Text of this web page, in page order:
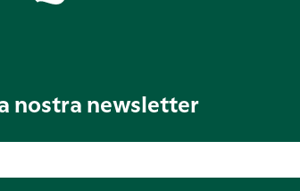
nostra newsletter